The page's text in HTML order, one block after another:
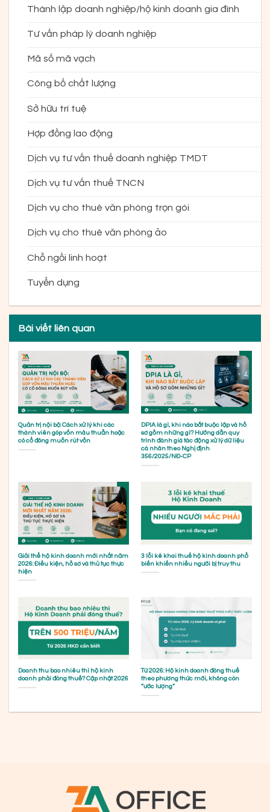
Thành lập doanh nghiệp/hộ kinh doanh gia đình
Tư vấn pháp lý doanh nghiệp
Mã số mã vạch
Công bố chất lượng
Sở hữu trí tuệ
Hợp đồng lao động
Dịch vụ tư vấn thuế doanh nghiệp TMDT
Dịch vụ tư vấn thuế TNCN
Dịch vụ cho thuê văn phòng trọn gói
Dịch vụ cho thuê văn phòng ảo
Chỗ ngồi linh hoạt
Tuyển dụng
Bài viết liên quan
Quản trị nội bộ: Cách xử lý khi các
thành viên góp vốn mâu thuẫn hoặc
có cổ đông muốn rút vốn
DPIA là gì, khi nào bắt buộc lập và hồ
sơ gồm những gì? Hướng dẫn quy
trình đánh giá tác động xử lý dữ liệu
cá nhân theo Nghị định
356/2025/NĐ-CP
Giải thể hộ kinh doanh mới nhất năm
2026: Điều kiện, hồ sơ và thủ tục thực
hiện
3 lỗi kê khai thuế hộ kinh doanh phổ
biến khiến nhiều người bị truy thu
Doanh thu bao nhiêu thì hộ kinh
doanh phải đóng thuế? Cập nhật 2026
Từ 2026: Hộ kinh doanh đóng thuế
theo phương thức mới, không còn
“ước lượng”